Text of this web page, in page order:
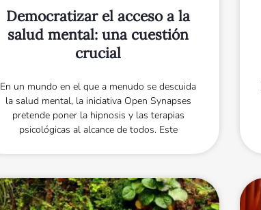
Democratizar el acceso a la
salud mental: una cuestión
crucial
En un mundo en el que a menudo se descuida
la salud mental, la iniciativa Open Synapses
pretende poner la hipnosis y las terapias
psicológicas al alcance de todos. Este